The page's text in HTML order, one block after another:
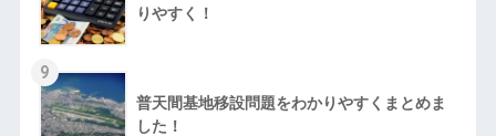
りやすく！
9
普天間基地移設問題をわかりやすくまとめま
した！